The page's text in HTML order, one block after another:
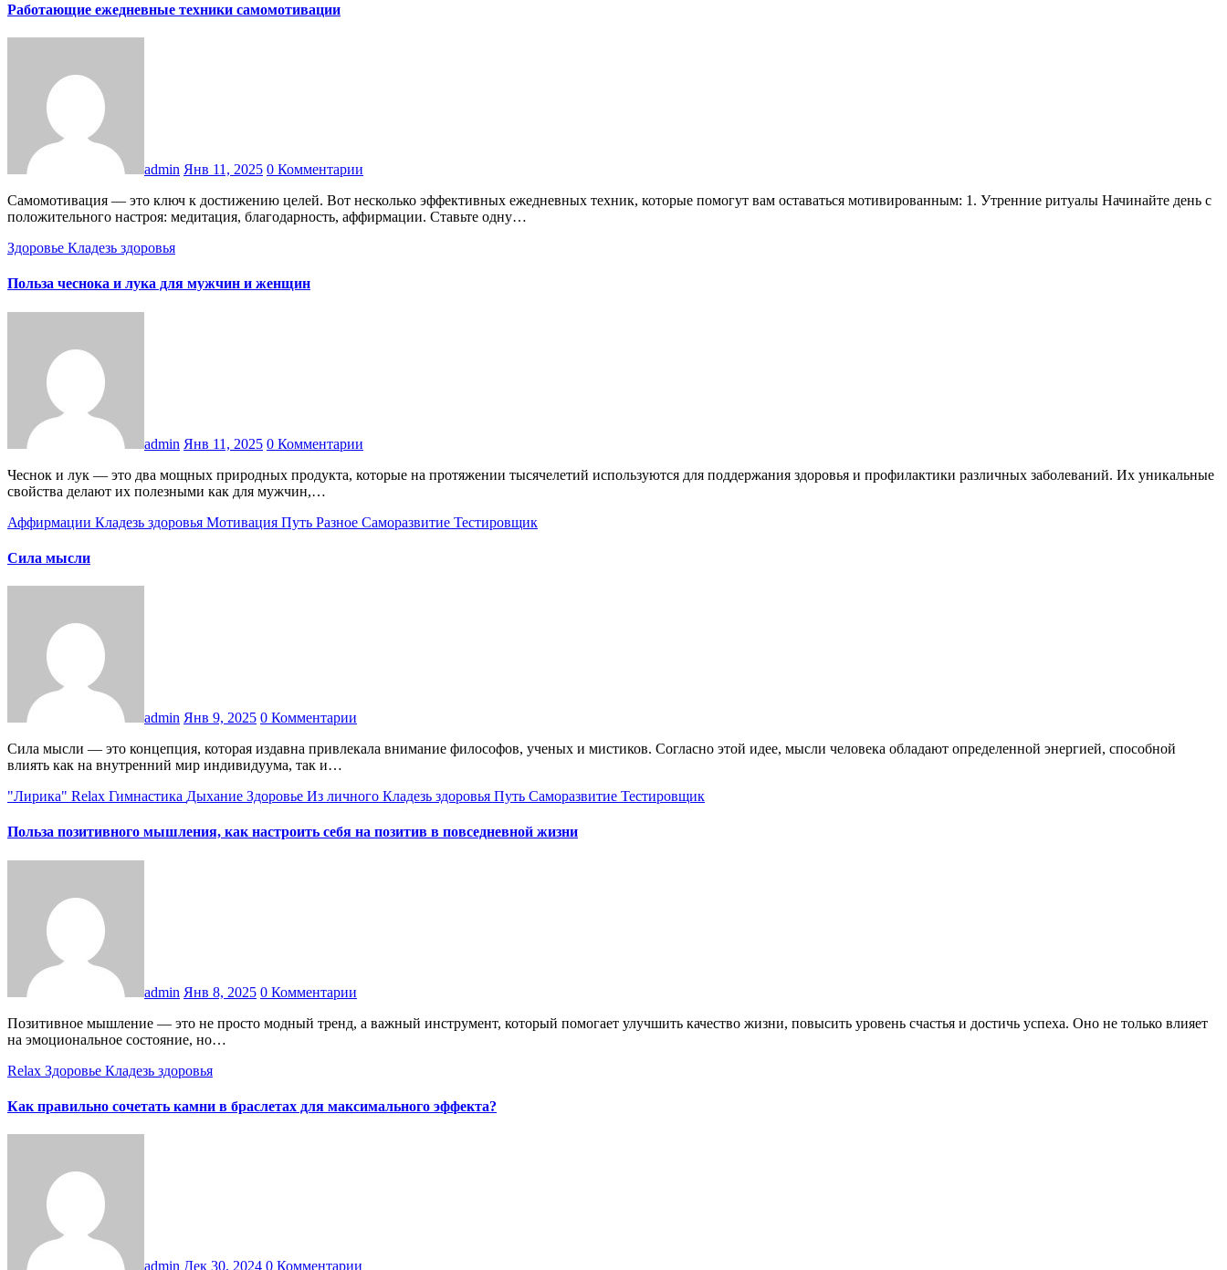
Работающие ежедневные техники самомотивации
admin Янв 11, 2025 0 Комментарии
Самомотивация — это ключ к достижению целей. Вот несколько эффективных ежедневных техник, которые помогут вам оставаться мотивированным: 1. Утренние ритуалы Начинайте день с
положительного настроя: медитация, благодарность, аффирмации. Ставьте одну…
Здоровье Кладезь здоровья
Польза чеснока и лука для мужчин и женщин
admin Янв 11, 2025 0 Комментарии
Чеснок и лук — это два мощных природных продукта, которые на протяжении тысячелетий используются для поддержания здоровья и профилактики различных заболеваний. Их уникальные
свойства делают их полезными как для мужчин,…
Аффирмации Кладезь здоровья Мотивация Путь Разное Саморазвитие Тестировщик
Сила мысли
admin Янв 9, 2025 0 Комментарии
Сила мысли — это концепция, которая издавна привлекала внимание философов, ученых и мистиков. Согласно этой идее, мысли человека обладают определенной энергией, способной
влиять как на внутренний мир индивидуума, так и…
"Лирика" Relax Гимнастика Дыхание Здоровье Из личного Кладезь здоровья Путь Саморазвитие Тестировщик
Польза позитивного мышления, как настроить себя на позитив в повседневной жизни
admin Янв 8, 2025 0 Комментарии
Позитивное мышление — это не просто модный тренд, а важный инструмент, который помогает улучшить качество жизни, повысить уровень счастья и достичь успеха. Оно не только влияет
на эмоциональное состояние, но…
Relax Здоровье Кладезь здоровья
Как правильно сочетать камни в браслетах для максимального эффекта?
admin Дек 30, 2024 0 Комментарии